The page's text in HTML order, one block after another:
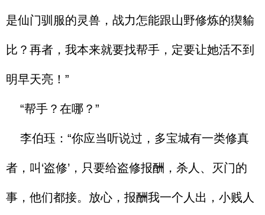
是仙门驯服的灵兽，战力怎能跟山野修炼的猰貐
比？再者，我本来就要找帮手，定要让她活不到
明早天亮！”
“帮手？在哪？”
李伯珏：“你应当听说过，多宝城有一类修真
者，叫‘盗修’，只要给盗修报酬，杀人、灭门的
事，他们都接。放心，报酬我一个人出，小贱人